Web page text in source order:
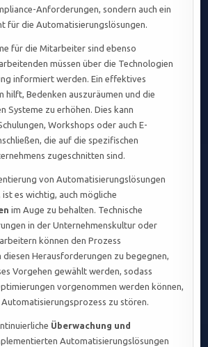
Anforderungen, sondern auch ein
für die Automatisierungslösungen.
für die Mitarbeiter sind ebenso
müssen über die Technologien
informiert werden. Ein effektives
hilft, Bedenken auszuräumen und die
Systeme zu erhöhen. Dies kann
Workshops oder auch E-
die auf die spezifischen
zugeschnitten sind.
von Automatisierungslösungen
es wichtig, auch mögliche
im Auge zu behalten. Technische
in der Unternehmenskultur oder
können den Prozess
diesen Herausforderungen zu begegnen,
Vorgehen gewählt werden, sodass
vorgenommen werden können,
zu stören.
Überwachung und
Automatisierungslösungen